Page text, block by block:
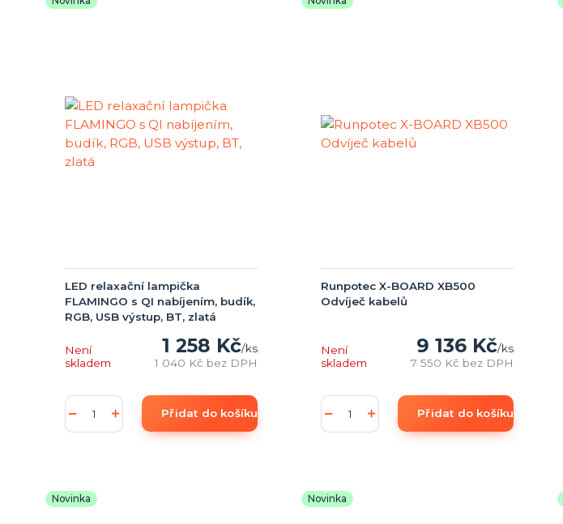
LED relaxační lampička
FLAMINGO s QI nabíjením, budík,
RGB, USB výstup, BT, zlatá
1 258 Kč/ks
1 040 Kč bez DPH
Není
skladem
Přidat do košíku
Runpotec X-BOARD XB500
Odvíječ kabelů
9 136 Kč/ks
7 550 Kč bez DPH
Není
skladem
Přidat do košíku
Novinka Novinka